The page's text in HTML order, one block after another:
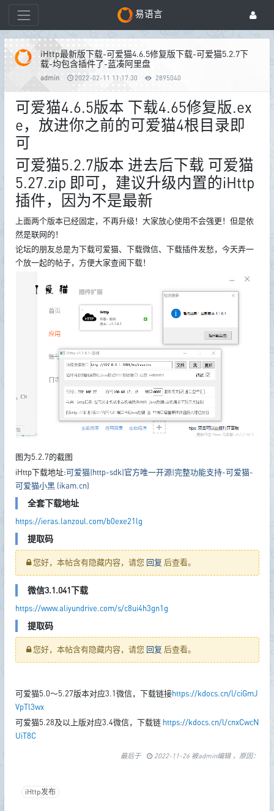
易语言
iHttp最新版下载-可爱猫4.6.5修复版下载-可爱猫5.2.7下
载-均包含插件了-蓝凑阿里盘
admin 2022-02-11 11:17:30 2895040
可爱猫4.6.5版本 下载4.65修复版.ex
e，放进你之前的可爱猫4根目录即
可
可爱猫5.2.7版本 进去后下载 可爱猫
5.27.zip 即可，建议升级内置的iHttp
插件，因为不是最新
上面两个版本已经固定，不再升级！大家放心使用不会强更！但是依
然是联网的！
论坛的朋友总是为下载可爱猫、下载微信、下载插件发愁，今天弄一
个放一起的帖子，方便大家查阅下载！
图为5.2.7的截图
iHttp下载地址:可爱猫|http-sdk|官方唯一开源|完整功能支持-可爱猫-
可爱猫小黑 (ikam.cn)
全套下载地址
https://ieras.lanzoul.com/b0exe21lg
提取码
您好，本帖含有隐藏内容，请您 回复 后查看。
微信3.1.041下载
https://www.aliyundrive.com/s/c8ui4h3gn1g
提取码
您好，本帖含有隐藏内容，请您 回复 后查看。
可爱猫5.0～5.27版本对应3.1微信，下载链接https://kdocs.cn/l/ciGmJ
VpTl3wx
可爱猫5.28及以上版对应3.4微信，下载链 https://kdocs.cn/l/cnxCwcN
UiT8C
最后于 2022-11-26 被admin编辑 ，原因：
iHttp发布